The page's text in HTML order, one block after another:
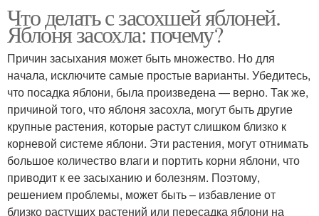
Что делать с засохшей яблоней.
Яблоня засохла: почему?
Причин засыхания может быть множество. Но для
начала, исключите самые простые варианты. Убедитесь,
что посадка яблони, была произведена — верно. Так же,
причиной того, что яблоня засохла, могут быть другие
крупные растения, которые растут слишком близко к
корневой системе яблони. Эти растения, могут отнимать
большое количество влаги и портить корни яблони, что
приводит к ее засыханию и болезням. Поэтому,
решением проблемы, может быть – избавление от
близко растущих растений или пересадка яблони на